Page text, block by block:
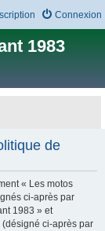
Connexion
1983
de
« Les motos
ci-après par
1983 » et
(désigné ci-après par